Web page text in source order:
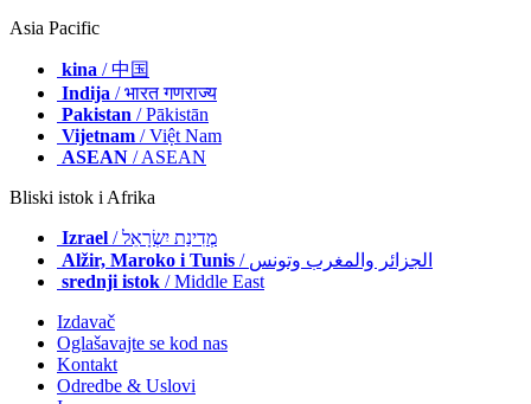
Asia Pacific
kina / 中国
Indija / भारत गणराज्य
Pakistan / Pākistān
Vijetnam / Việt Nam
ASEAN / ASEAN
Bliski istok i Afrika
Izrael
/ מְדִינַת יִשְׂרָאֵל
Alžir, Maroko i Tunis
/ الجزائر والمغرب وتونس
srednji istok / Middle East
Izdavač
Oglašavajte se kod nas
Kontakt
Odredbe & Uslovi